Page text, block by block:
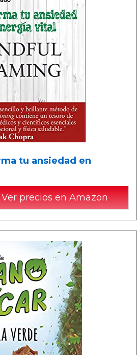
tu ansiedad en
precios en Amazon